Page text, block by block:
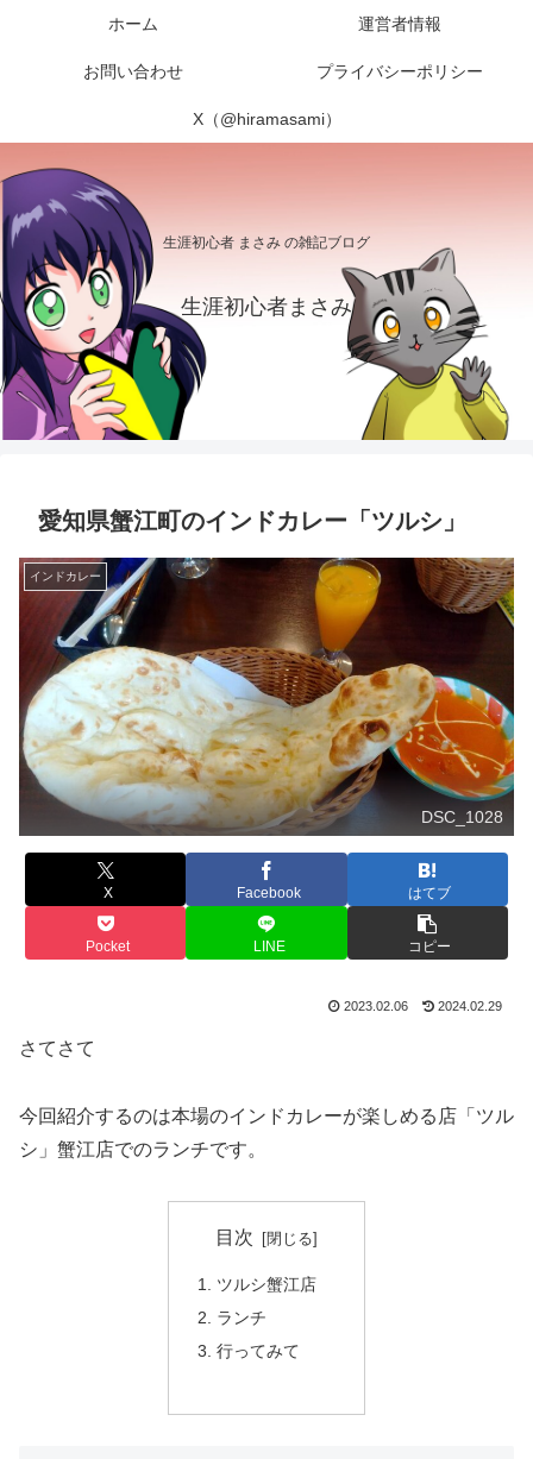
生涯初心者 まさみ の雑記ブログ
生涯初心者まさみ
ホーム 運営者情報
お問い合わせ プライバシーポリシー
X（@hiramasami）
愛知県蟹江町のインドカレー「ツルシ」
インドカレー
DSC_1028
X Facebook はてブ
Pocket LINE コピー
2023.02.06 2024.02.29
さてさて
今回紹介するのは本場のインドカレーが楽しめる店「ツル
シ」蟹江店でのランチです。
目次
ツルシ蟹江店
ランチ
行ってみて